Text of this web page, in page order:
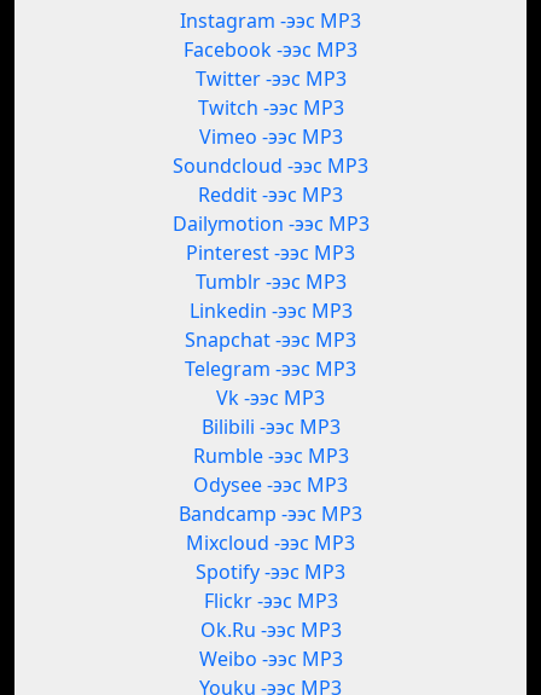
Instagram -ээс MP3
Facebook -ээс MP3
Twitter -ээс MP3
Twitch -ээс MP3
Vimeo -ээс MP3
Soundcloud -ээс MP3
Reddit -ээс MP3
Dailymotion -ээс MP3
Pinterest -ээс MP3
Tumblr -ээс MP3
Linkedin -ээс MP3
Snapchat -ээс MP3
Telegram -ээс MP3
Vk -ээс MP3
Bilibili -ээс MP3
Rumble -ээс MP3
Odysee -ээс MP3
Bandcamp -ээс MP3
Mixcloud -ээс MP3
Spotify -ээс MP3
Flickr -ээс MP3
Ok.Ru -ээс MP3
Weibo -ээс MP3
Youku -ээс MP3